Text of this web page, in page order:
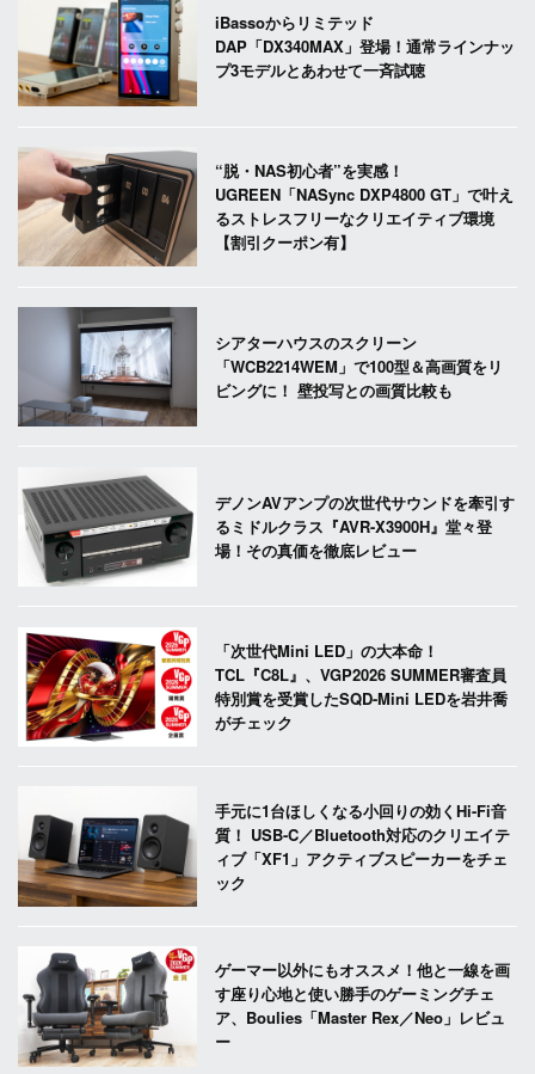
iBassoからリミテッド
DAP「DX340MAX」登場！通常ラインナッ
プ3モデルとあわせて一斉試聴
“脱・NAS初心者”を実感！
UGREEN「NASync DXP4800 GT」で叶え
るストレスフリーなクリエイティブ環境
【割引クーポン有】
シアターハウスのスクリーン
「WCB2214WEM」で100型＆高画質をリ
ビングに！ 壁投写との画質比較も
デノンAVアンプの次世代サウンドを牽引す
るミドルクラス『AVR-X3900H』堂々登
場！その真価を徹底レビュー
「次世代Mini LED」の大本命！
TCL『C8L』、VGP2026 SUMMER審査員
特別賞を受賞したSQD-Mini LEDを岩井喬
がチェック
手元に1台ほしくなる小回りの効くHi-Fi音
質！ USB-C／Bluetooth対応のクリエイテ
ィブ「XF1」アクティブスピーカーをチェ
ック
ゲーマー以外にもオススメ！他と一線を画
す座り心地と使い勝手のゲーミングチェ
ア、Boulies「Master Rex／Neo」レビュ
ー